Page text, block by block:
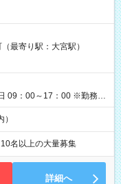
前払い）オプションあ
間ほどで給与の一部を受け
休憩1時間） 時給1,300円
の役割により時給＋100
（休憩なし） 時給1,300
円＋交通費 【試用期
最寄り駅：大宮駅）
09：00～17：00 ※勤務時
名以上の大量募集
詳細へ